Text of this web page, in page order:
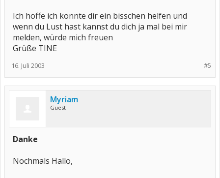
Ich hoffe ich konnte dir ein bisschen helfen und
wenn du Lust hast kannst du dich ja mal bei mir
melden, würde mich freuen
Grüße TINE
#5
16. Juli 2003
Myriam
Guest
Danke
Nochmals Hallo,